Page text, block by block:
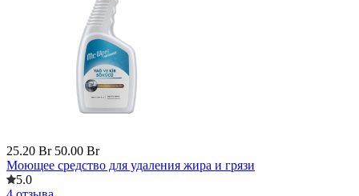
25.20 Br 50.00 Br
Моющее средство для удаления жира и грязи
5.0